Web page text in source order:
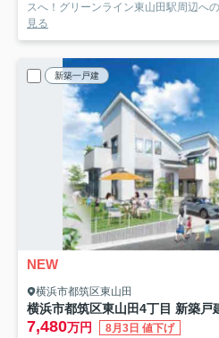
スへ！グリーンライン東山田駅周辺へ
見る
新築一戸建
NEW
横浜市都筑区東山田
7,480万円 8月3日 値下げ